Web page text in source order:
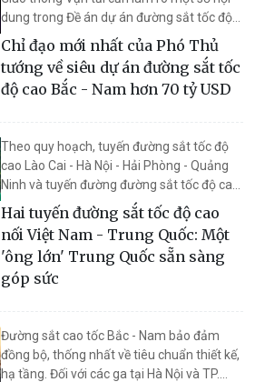
dung trong Đề án dự án đường sắt tốc độ
cao Bắc - Nam.
Chỉ đạo mới nhất của Phó Thủ
tướng về siêu dự án đường sắt tốc
độ cao Bắc - Nam hơn 70 tỷ USD
Theo quy hoạch, tuyến đường sắt tốc độ
cao Lào Cai - Hà Nội - Hải Phòng - Quảng
Ninh và tuyến đường đường sắt tốc độ cao
Lạng Sơn - Hà Nội kết nối với Trung Quốc
sẽ được ưu tiên triển khai trước năm 2030.
Hai tuyến đường sắt tốc độ cao
nối Việt Nam - Trung Quốc: Một
'ông lớn' Trung Quốc sẵn sàng
góp sức
Đường sắt cao tốc Bắc - Nam bảo đảm
đồng bộ, thống nhất về tiêu chuẩn thiết kế,
hạ tầng. Đối với các ga tại Hà Nội và TP.